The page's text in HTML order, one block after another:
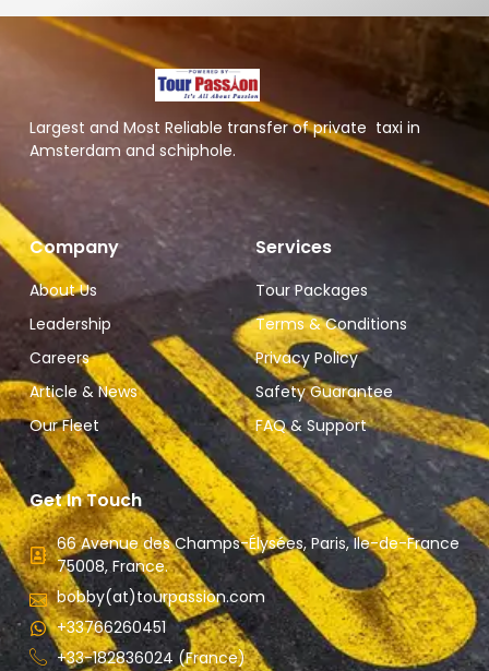
Largest and Most Reliable transfer of private taxi in
Amsterdam and schiphole.
Company
About Us
Leadership
Careers
Article & News
Our Fleet
Services
Tour Packages
Terms & Conditions
Privacy Policy
Safety Guarantee
FAQ & Support
Get In Touch
66 Avenue des Champs-Élysées, Paris, Ile-de-France
75008, France.
bobby(at)tourpassion.com
+33766260451
+33-182836024 (France)